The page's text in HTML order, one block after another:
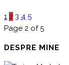
1 2 3 4 5
Page 2 of 5
DESPRE MINE